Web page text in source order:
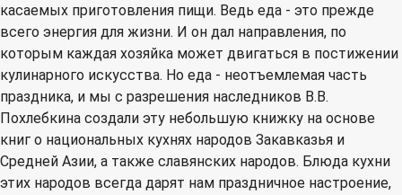
касаемых приготовления пищи. Ведь еда - это прежде
всего энергия для жизни. И он дал направления, по
которым каждая хозяйка может двигаться в постижении
кулинарного искусства. Но еда - неотъемлемая часть
праздника, и мы с разрешения наследников В.В.
Похлебкина создали эту небольшую книжку на основе
книг о национальных кухнях народов Закавказья и
Средней Азии, а также славянских народов. Блюда кухни
этих народов всегда дарят нам праздничное настроение,